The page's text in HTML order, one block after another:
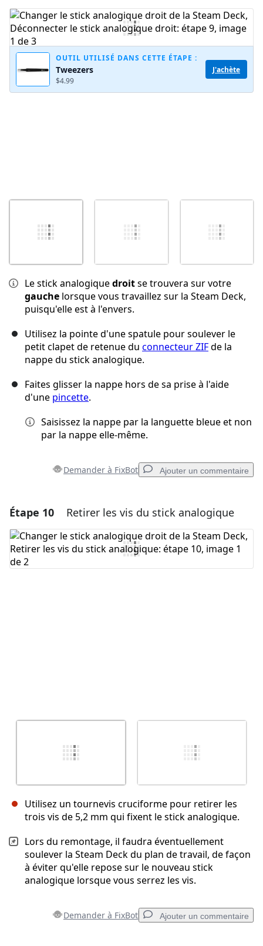
Ajouter un commentaire
Publier un commentaire
OUTIL UTILISÉ DANS CETTE ÉTAPE :
Tweezers
$4.99
J'achète
Le stick analogiquedroitse trouvera sur votre
gauche lorsque vous travaillez sur la Steam Deck,
puisqu'elle est à l'envers.
Utilisez la pointe d'une spatule pour soulever le
petit clapet de retenue du connecteur ZIFde la
nappe du stick analogique.
Faites glisser la nappe hors de sa prise à l'aide
d'une pincette.
Saisissez la nappe par la languette bleue et non
par la nappe elle-même.
Demander à FixBot Ajouter un commentaire
Ajouter un commentaire
Ajouter un commentaire
Étape 10 Retirer les vis du stick analogique
Utilisez un tournevis cruciforme pour retirer les
trois vis de 5,2 mm qui fixent le stick analogique.
Lors du remontage, il faudra éventuellement
soulever la Steam Deck du plan de travail, de façon
à éviter qu'elle repose sur le nouveau stick
analogique lorsque vous serrez les vis.
Demander à FixBot Ajouter un commentaire